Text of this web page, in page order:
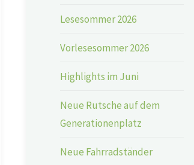
Lesesommer 2026
Vorlesesommer 2026
Highlights im Juni
Neue Rutsche auf dem
Generationenplatz
Neue Fahrradständer